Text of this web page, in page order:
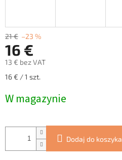
21 € –23 %
16 €
13 € bez VAT
Cena
16 € / 1 szt.
W magazynie
Dodaj do koszyka